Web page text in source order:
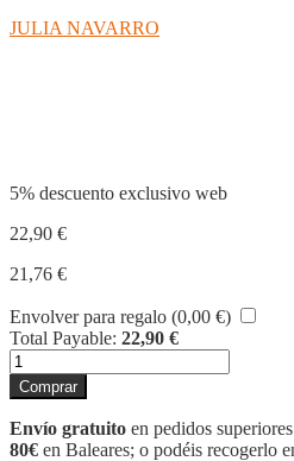
JULIA NAVARRO
5% descuento exclusivo web
22,90 €
21,76 €
Envolver para regalo (0,00 €)
Total Payable: 22,90 €
DE
NINGUNA
PARTE
cantidad
Comprar
Envío gratuito en pedidos
80€ en Baleares; o podéis recogerlo